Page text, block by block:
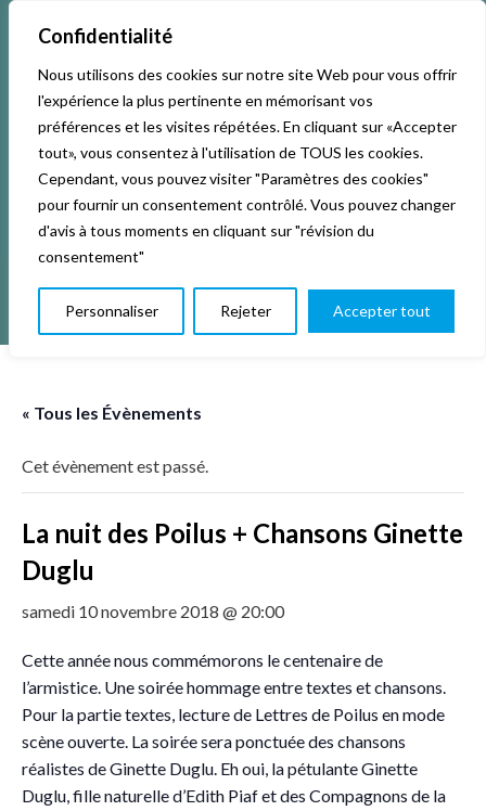
Confidentialité
Nous utilisons des cookies sur notre site Web pour vous offrir
l'expérience la plus pertinente en mémorisant vos
préférences et les visites répétées. En cliquant sur «Accepter
tout», vous consentez à l'utilisation de TOUS les cookies.
Cependant, vous pouvez visiter "Paramètres des cookies"
pour fournir un consentement contrôlé. Vous pouvez changer
d'avis à tous moments en cliquant sur "révision du
consentement"
Personnaliser Rejeter Accepter tout
Accueil Activités & Inscriptions
Événements Studios L’association
La vie de La KAB’ Club
« Tous les Évènements
Cet évènement est passé.
La nuit des Poilus + Chansons Ginette
Duglu
samedi 10 novembre 2018 @ 20:00
Cette année nous commémorons le centenaire de
l’armistice. Une soirée hommage entre textes et chansons.
Pour la partie textes, lecture de Lettres de Poilus en mode
scène ouverte. La soirée sera ponctuée des chansons
réalistes de Ginette Duglu. Eh oui, la pétulante Ginette
Duglu, fille naturelle d’Edith Piaf et des Compagnons de la